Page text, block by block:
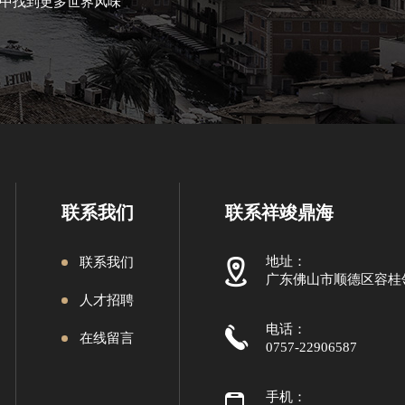
联系我们
联系我们
人才招聘
在线留言
联系祥竣鼎海
地址：
广东佛山市顺德区容
电话：
0757-22906587
手机：